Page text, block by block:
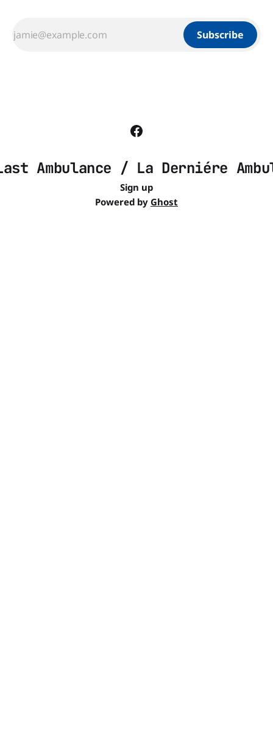
Subscribe
Ambulance / La Derniére
Sign up
Powered by Ghost